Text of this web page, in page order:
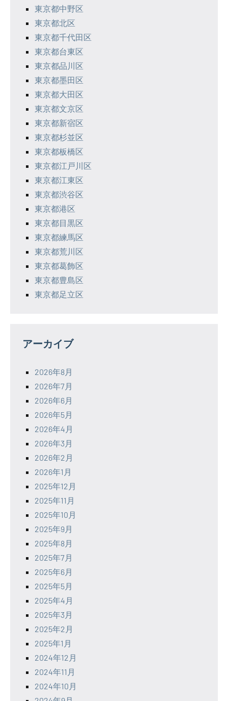
東京都中野区
東京都北区
東京都千代田区
東京都台東区
東京都品川区
東京都墨田区
東京都大田区
東京都文京区
東京都新宿区
東京都杉並区
東京都板橋区
東京都江戸川区
東京都江東区
東京都渋谷区
東京都港区
東京都目黒区
東京都練馬区
東京都荒川区
東京都葛飾区
東京都豊島区
東京都足立区
アーカイブ
2026年8月
2026年7月
2026年6月
2026年5月
2026年4月
2026年3月
2026年2月
2026年1月
2025年12月
2025年11月
2025年10月
2025年9月
2025年8月
2025年7月
2025年6月
2025年5月
2025年4月
2025年3月
2025年2月
2025年1月
2024年12月
2024年11月
2024年10月